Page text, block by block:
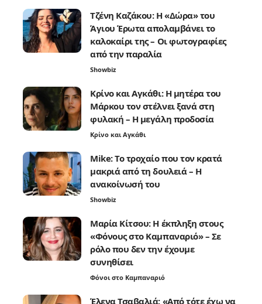
Τζένη Καζάκου: Η «Δώρα» του
Άγιου Έρωτα απολαμβάνει το
καλοκαίρι της – Οι φωτογραφίες
από την παραλία
Showbiz
Κρίνο και Αγκάθι: Η μητέρα του
Μάρκου τον στέλνει ξανά στη
φυλακή – Η μεγάλη προδοσία
Κρίνο και Αγκάθι
Mike: Το τροχαίο που τον κρατά
μακριά από τη δουλειά – Η
ανακοίνωσή του
Showbiz
Μαρία Κίτσου: Η έκπληξη στους
«Φόνους στο Καμπαναριό» – Σε
ρόλο που δεν την έχουμε
συνηθίσει
Φόνοι στο Καμπαναριό
Έλενα Τσαβαλιά: «Από τότε έχω να